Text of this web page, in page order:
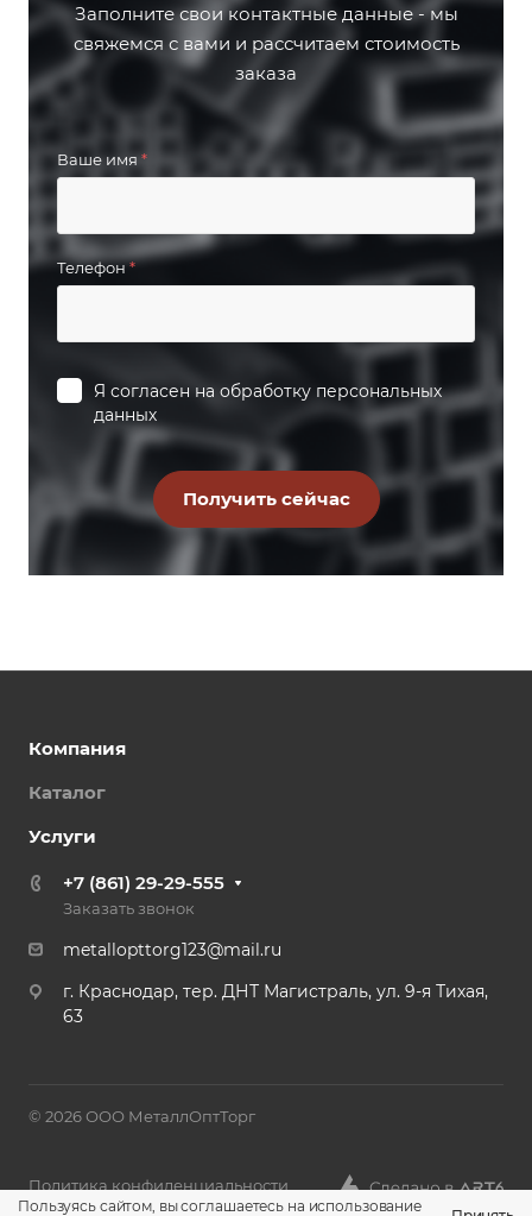
Заполните свои контактные данные - мы
свяжемся с вами и рассчитаем стоимость
заказа
Ваше имя *
Телефон*
Я согласен на обработку персональных
данных
Компания
Каталог
Услуги
+7 (861) 29-29-555
Заказать звонок
metallopttorg123@mail.ru
г. Краснодар, тер. ДНТ Магистраль, ул. 9-я Тихая,
63
© 2026 ООО МеталлОптТорг
Политика конфиденциальности
Пользуясь сайтом, вы соглашаетесь на использование